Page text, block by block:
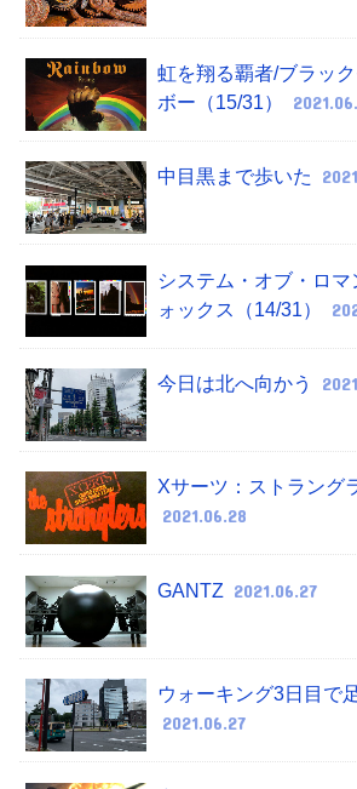
虹を翔る覇者/ブラッ
ボー（15/31）
中目黒まで歩いた
システム・オブ・ロ
ォックス（14/31）
今日は北へ向かう
Xサーツ：ストラング
2021.06.28
GANTZ 2021.06.27
ウォーキング3日目で
2021.06.27